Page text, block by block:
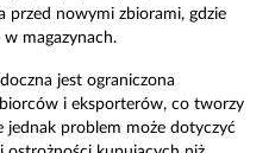
przed nowymi zbiorami, gdzie
magazynach.
jest ograniczona
i eksporterów, co tworzy
jednak problem może dotyczyć